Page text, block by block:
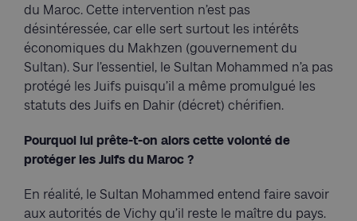
du Maroc. Cette intervention n’est pas
désintéressée, car elle sert surtout les intérêts
économiques du Makhzen (gouvernement du
Sultan). Sur l’essentiel, le Sultan Mohammed n’a pas
protégé les Juifs puisqu’il a même promulgué les
statuts des Juifs en Dahir (décret) chérifien.
Pourquoi lui prête-t-on alors cette volonté de
protéger les Juifs du Maroc ?
En réalité, le Sultan Mohammed entend faire savoir
aux autorités de Vichy qu’il reste le maître du pays.